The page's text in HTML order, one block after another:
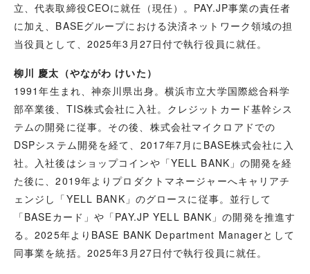
立、代表取締役CEOに就任（現任）。PAY.JP事業の責任者
に加え、BASEグループにおける決済ネットワーク領域の担
当役員として、2025年3月27日付で執行役員に就任。
柳川 慶太（やながわ けいた）
1991年生まれ、神奈川県出身。横浜市立大学国際総合科学
部卒業後、TIS株式会社に入社。クレジットカード基幹シス
テムの開発に従事。その後、株式会社マイクロアドでの
DSPシステム開発を経て、2017年7月にBASE株式会社に入
社。入社後はショップコインや「YELL BANK」の開発を経
た後に、2019年よりプロダクトマネージャーへキャリアチ
ェンジし「YELL BANK」のグロースに従事。並行して
「BASEカード」や「PAY.JP YELL BANK」の開発を推進す
る。2025年よりBASE BANK Department Managerとして
同事業を統括。2025年3月27日付で執行役員に就任。